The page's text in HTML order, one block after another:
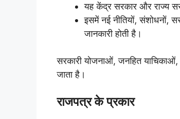
यह केंद्र सरकार और राज्य
इसमें नई नीतियों, संशोधनों,
जानकारी होती है।
सरकारी योजनाओं, जनहित याचिकाओं,
जाता है।
राजपत्र के प्रकार